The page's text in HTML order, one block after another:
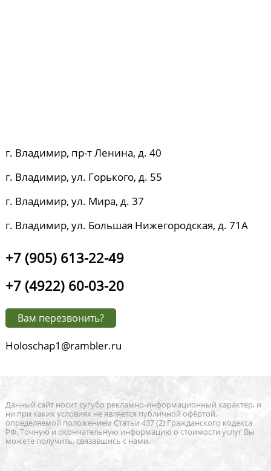
г. Владимир, пр-т Ленина, д. 40
г. Владимир, ул. Горького, д. 55
г. Владимир, ул. Мира, д. 37
г. Владимир, ул. Большая Нижегородская, д. 71А
+7 (905) 613-22-49
+7 (4922) 60-03-20
Вам перезвонить?
Holoschap1@rambler.ru
Данный сайт носит сугубо рекламно-информационный характер, и
ни при каких условиях не является публичной офёртой,
определяемой положением Статьи 437 (2) Гражданского кодекса
РФ. Точную и окончательную информацию о стоимости услуг Вы
можете получить, связавшись с нами.